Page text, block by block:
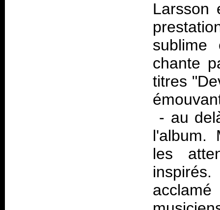
Larsson
sublime
chante
titres
- au
l'album.
les